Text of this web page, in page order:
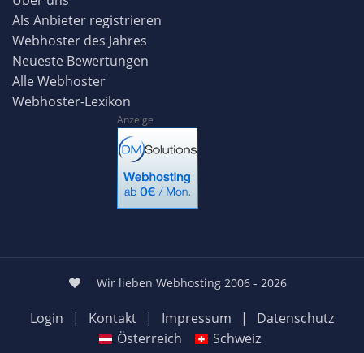
Als Anbieter registrieren
Webhoster des Jahres
Neueste Bewertungen
Alle Webhoster
Webhoster-Lexikon
Anzeige
Wir lieben Webhosting 2006 - 2026
Login | Kontakt | Impressum |
Datenschutz
Österreich
Schweiz